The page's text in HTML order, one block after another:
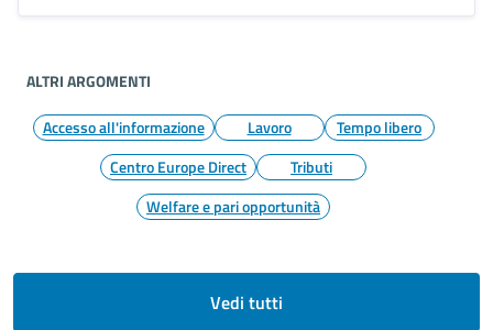
ALTRI ARGOMENTI
Accesso all'informazione
Lavoro
Tempo libero
Centro Europe Direct
Tributi
Welfare e pari opportunità
Vedi tutti